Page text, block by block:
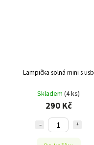
Lampička solná mini s usb
Skladem (4 ks)
290 Kč